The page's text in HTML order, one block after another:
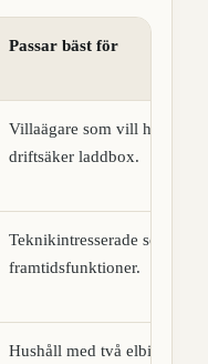
Passar bäst för
Villaägare som vill ha en
driftsäker laddbox.
Teknikintresserade som vill
framtidsfunktioner.
Hushåll med två elbilar